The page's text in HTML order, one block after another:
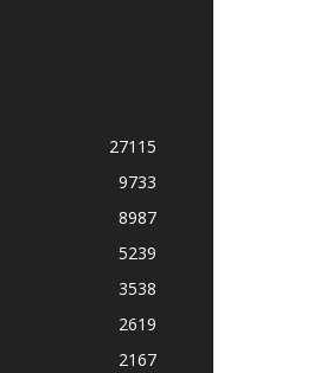
27115
9733
8987
5239
3538
2619
2167